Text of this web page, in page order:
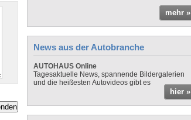
mehr »
News aus der Autobranche
AUTOHAUS Online
Tagesaktuelle News, spannende Bildergalerien
und die heißesten Autovideos gibt es
hier »